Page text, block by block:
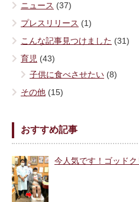
ニュース (37)
プレスリリース (1)
こんな記事見つけました (31)
育児 (43)
子供に食べさせたい (8)
その他 (15)
おすすめ記事
今人気です！ゴッドク